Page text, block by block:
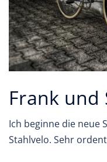
Frank und
Ich beginne die neue
Stahlvelo. Sehr